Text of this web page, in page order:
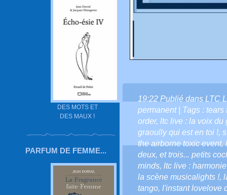
DES MOTS ET
DES MAUX !
PARFUM DE FEMME...
19:22 Publié dans LTC
permanent| Tags : tears
order, ltc live : la voix du
graoully qui est en toi !,
the airborne toxic event,
deux, et trois... petits
minds, ltc live :
la scène musicalights !,
tango, l'instant lovelove